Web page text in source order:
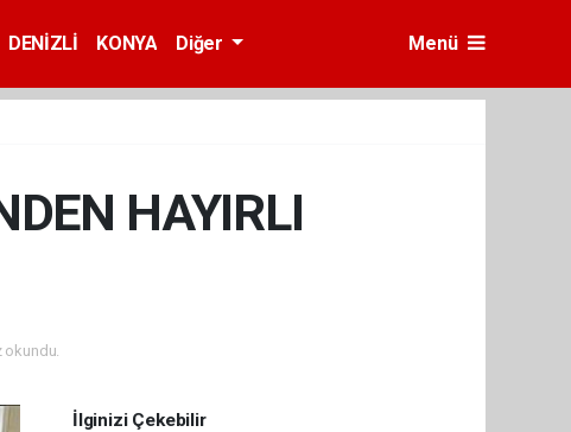
DENİZLİ KONYA Diğer Menü
HAYIRLI
okundu.
İlginizi Çekebilir